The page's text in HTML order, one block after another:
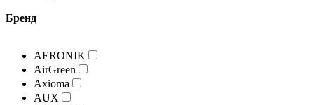
Бренд
AERONIK
AirGreen
Axioma
AUX